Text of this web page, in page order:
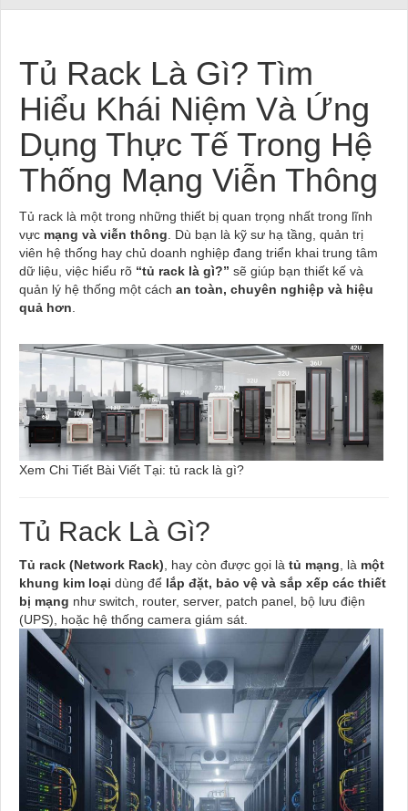
Tủ Rack Là Gì? Tìm
Hiểu Khái Niệm Và Ứng
Dụng Thực Tế Trong Hệ
Thống Mạng Viễn Thông
Tủ rack là một trong những thiết bị quan trọng nhất trong lĩnh
vực mạng và viễn thông . Dù bạn là kỹ sư hạ tầng, quản trị
viên hệ thống hay chủ doanh nghiệp đang triển khai trung tâm
dữ liệu, việc hiểu rõ “tủ rack là gì?” sẽ giúp bạn thiết kế và
quản lý hệ thống một cách an toàn, chuyên nghiệp và hiệu
quả hơn
Xem Chi Tiết Bài Viết Tại: tủ rack là gì?
Tủ Rack Là Gì?
Tủ rack (Network Rack), hay còn được gọi là tủ mạng, là một
khung kim loại dùng để lắp đặt, bảo vệ và sắp xếp các thiết
bị mạng như switch, router, server, patch panel, bộ lưu điện
(UPS), hoặc hệ thống camera giám sát.